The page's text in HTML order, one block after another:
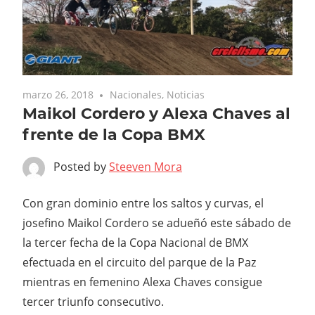
marzo 26, 2018 Nacionales, Noticias
Maikol Cordero y Alexa Chaves al
frente de la Copa BMX
Posted bySteeven Mora
Con gran dominio entre los saltos y curvas, el
josefino Maikol Cordero se adueñó este sábado de
la tercer fecha de la Copa Nacional de BMX
efectuada en el circuito del parque de la Paz
mientras en femenino Alexa Chaves consigue
tercer triunfo consecutivo.